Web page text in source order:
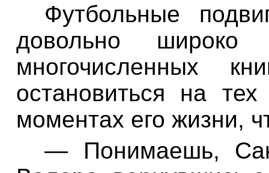
Футбольные
довольно
широко
многочисленных
остановиться
на
тех
моментах его жизни,
—
Понимаешь,